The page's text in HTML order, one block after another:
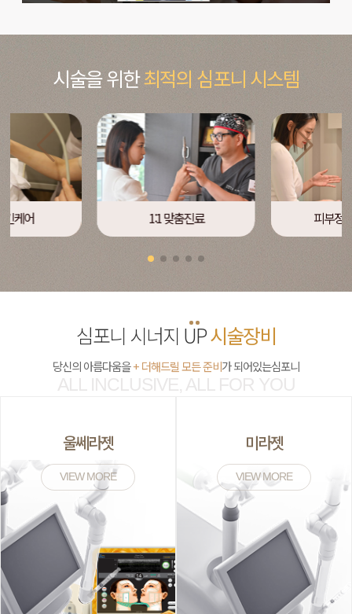
시술을 위한최적의 심포니 시스템
킨케어 1:1 맞춤진료 피부정
심포니 시너지 UP시술장비
당신의 아름다움을+ 더해드릴 모든 준비가 되어있는심포니
ALL INCLUSIVE, ALL FOR YOU
울쎄라젯
VIEW MORE
미라젯
VIEW MORE